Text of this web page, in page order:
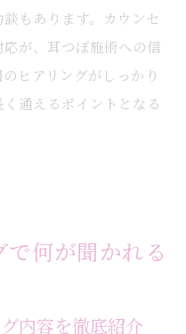
もあります。カウンセ
が、耳つぼ施術への信
ヒアリングがしっかり
通えるポイントとなる
何が聞かれる
内容を徹底紹介